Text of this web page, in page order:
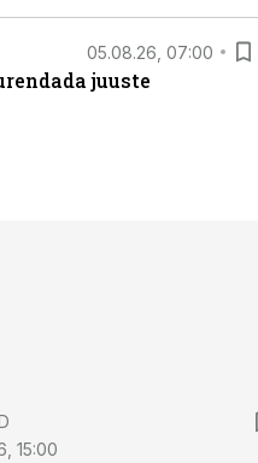
05.08.26, 07:00
juuste
15:00